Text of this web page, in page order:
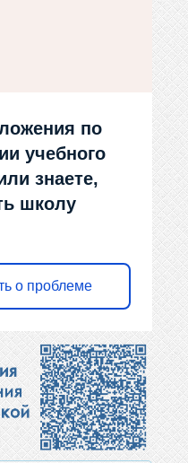
по
учебного
знаете,
школу
о проблеме